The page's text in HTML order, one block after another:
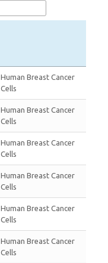
Human Breast Cancer
Cells
Human Breast Cancer
Cells
Human Breast Cancer
Cells
Human Breast Cancer
Cells
Human Breast Cancer
Cells
Human Breast Cancer
Cells